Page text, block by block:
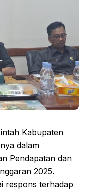
Kabupaten
dalam
Pendapatan dan
2025.
respons terhadap